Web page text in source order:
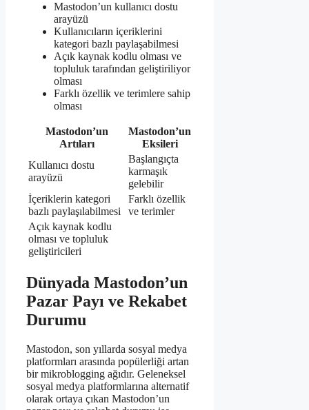
Mastodon’un kullanıcı dostu
arayüzü
Kullanıcıların içeriklerini
kategori bazlı paylaşabilmesi
Açık kaynak kodlu olması ve
topluluk tarafından geliştiriliyor
olması
Farklı özellik ve terimlere sahip
olması
Mastodon’un
Artıları
Mastodon’un
Eksileri
Kullanıcı dostu
arayüzü
Başlangıçta
karmaşık
gelebilir
İçeriklerin kategori
bazlı paylaşılabilmesi
Farklı özellik
ve terimler
Açık kaynak kodlu
olması ve topluluk
geliştiricileri
Dünyada Mastodon’un
Pazar Payı ve Rekabet
Durumu
Mastodon, son yıllarda sosyal medya
platformları arasında popülerliği artan
bir mikroblogging ağıdır. Geleneksel
sosyal medya platformlarına alternatif
olarak ortaya çıkan Mastodon’un